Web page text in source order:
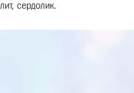
сердолик.